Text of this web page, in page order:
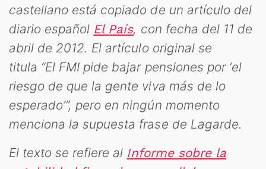
castellano está copiado de un artículo del
diario español El País, con fecha del 11 de
abril de 2012. El artículo original se
titula “El FMI pide bajar pensiones por ‘el
riesgo de que la gente viva más de lo
esperado’”, pero en ningún momento
menciona la supuesta frase de Lagarde.
El texto se refiere al Informe sobre la